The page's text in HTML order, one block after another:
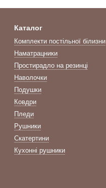
Каталог
Комплекти постільної білизни
Наматрацники
Простирадло на резинці
Наволочки
Подушки
Ковдри
Пледи
Рушники
Скатертини
Кухонні рушники